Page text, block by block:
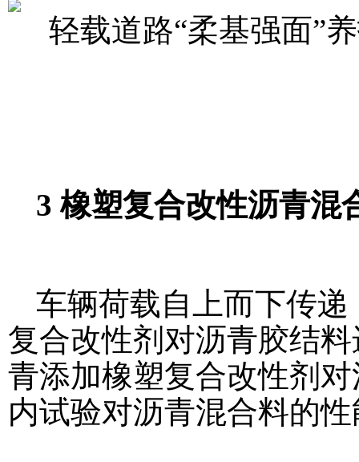
3 橡塑复合改性沥青混
车辆荷载自上而下传
复合改性剂对沥青胶结
青添加橡塑复合改性剂
内试验对沥青混合料的